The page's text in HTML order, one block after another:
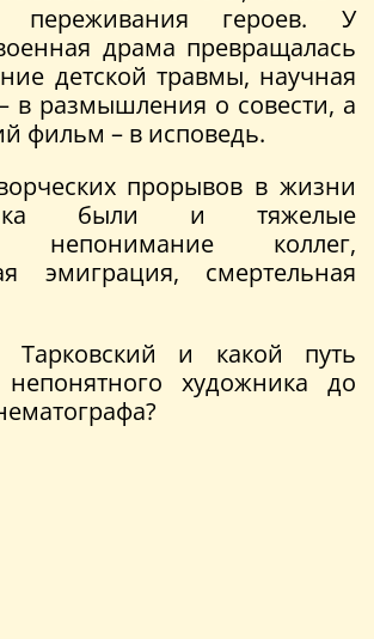
переживания героев. У
драма превращалась
детской травмы, научная
в размышления о совести, а
фильм – в исповедь.
прорывов в жизни
были и тяжелые
непонимание коллег,
эмиграция, смертельная
Тарковский и какой путь
художника до